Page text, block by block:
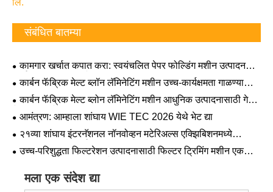
लि.
संबंधित बातम्या
कामगार खर्चात कपात करा: स्वयंचलित पेपर फोल्डिंग मशीन उत्पादन
कार्यक्षमता कशी वाढवते
कार्बन फॅब्रिक मेल्ट ब्लॉन लॅमिनेटिंग मशीन उच्च-कार्यक्षमता गाळण्याची
प्रक्रिया किंवा पध्दती आणि संमिश्र सामग्री तयार करण्यासाठी आवश्यक
का आहे
कार्बन फॅब्रिक मेल्ट ब्लोन लॅमिनेटिंग मशीन आधुनिक उत्पादनासाठी गेम
चेंजर का आहे
आमंत्रण: आम्हाला शांघाय WIE TEC 2026 येथे भेट द्या
२१व्या शांघाय इंटरनॅशनल नॉनवोव्हन मटेरिअल्स एक्झिबिशनमध्ये
जुंडिंगडा मशिनरी पदार्पण करणार आहे (SINCE)
उच्च-परिशुद्धता फिल्टरेशन उत्पादनासाठी फिल्टर ट्रिमिंग मशीन एक
मला एक संदेश द्या